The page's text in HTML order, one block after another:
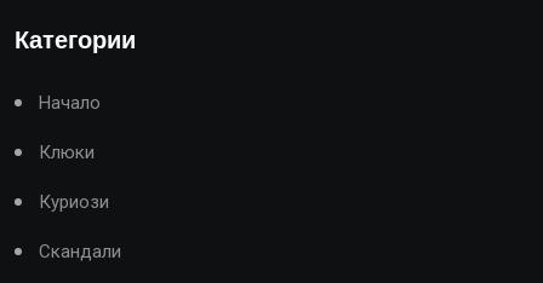
Категории
Начало
Клюки
Куриози
Скандали